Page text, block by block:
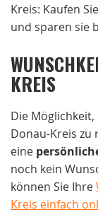
Kreis: Kaufen
und sparen sie
KREIS
Die Möglichkeit,
Donau-Kreis zu
eine
noch kein
können Sie Ihre
Kreis einfach